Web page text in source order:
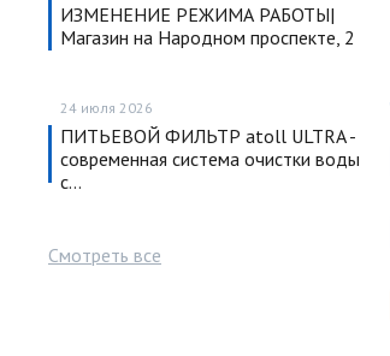
ИЗМЕНЕНИЕ РЕЖИМА РАБОТЫ|
Магазин на Народном проспекте, 2
24 июля 2026
ПИТЬЕВОЙ ФИЛЬТР atoll ULTRA -
современная система очистки воды
с…
Смотреть все